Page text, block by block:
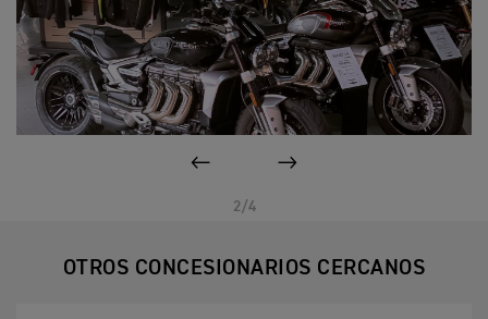
2/4
OTROS CONCESIONARIOS CERCANOS